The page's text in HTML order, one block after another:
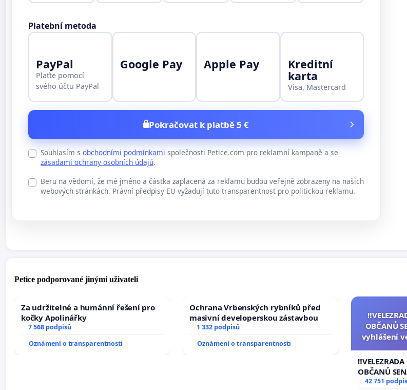
Platební metoda
PayPal
Plaťte pomocí
svého účtu PayPal
Google Pay Apple Pay Kreditní
karta
Visa, Mastercard
Pokračovat k platbě 5 €
Souhlasím s obchodními podmínkami společnosti Petice.com pro reklamní kampaně a se
zásadami ochrany osobních údajů.
Beru na vědomí, že mé jméno a částka zaplacená za reklamu budou veřejně zobrazeny na našich
webových stránkách. Právní předpisy EU vyžadují tuto transparentnost pro politickou reklamu.
Petice podporované jinými uživateli
Za udržitelné a humánní řešení pro
kočky Apolinářky
7 568 podpisů
Oznámení o transparentnosti
Ochrana Vrbenských rybníků před
masivní developerskou zástavbou
1 332 podpisů
Oznámení o transparentnosti
OBČANŮ
vyhlášení
na přijetí
žaloby
OBČANŮ
vyhlášení
42 751